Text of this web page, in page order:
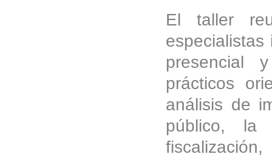
El taller
especialistas
presencial
prácticos
análisis de
público, la